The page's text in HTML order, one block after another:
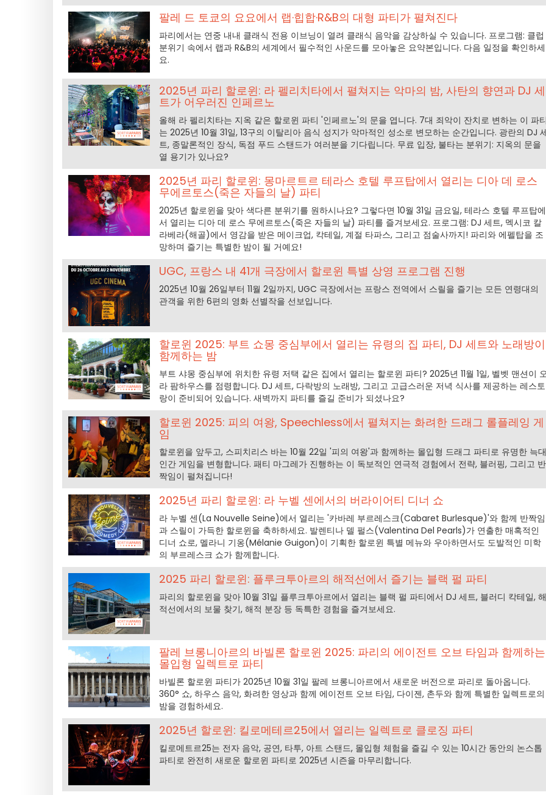
팔레 드 토쿄의 요요에서 랩·힙합·R&B의 대형 파티가 펼쳐진다
파리에서는 연중 내내 클래식 전용 이브닝이 열려 클래식 음악을 감상하실 수 있습니다. 프로그램: 클럽
분위기 속에서 랩과 R&B의 세계에서 필수적인 사운드를 모아놓은 요약본입니다. 다음 일정을 확인하세
요.
2025년 파리 할로윈: 라 펠리치타에서 펼쳐지는 악마의 밤, 사탄의 향연과 DJ 세
트가 어우러진 인페르노
올해 라 펠리치타는 지옥 같은 할로윈 파티 '인페르노'의 문을 엽니다. 7대 죄악이 잔치로 변하는 이 파
는 2025년 10월 31일, 13구의 이탈리아 음식 성지가 악마적인 성소로 변모하는 순간입니다. 광란의 DJ
트, 종말론적인 장식, 독점 푸드 스탠드가 여러분을 기다립니다. 무료 입장, 불타는 분위기: 지옥의 문을
열 용기가 있나요?
2025년 파리 할로윈: 몽마르트르 테라스 호텔 루프탑에서 열리는 디아 데 로스
무에르토스(죽은 자들의 날) 파티
2025년 할로윈을 맞아 색다른 분위기를 원하시나요? 그렇다면 10월 31일 금요일, 테라스 호텔 루프탑에
서 열리는 디아 데 로스 무에르토스(죽은 자들의 날) 파티를 즐겨보세요. 프로그램: DJ 세트, 멕시코 칼
라베라(해골)에서 영감을 받은 메이크업, 칵테일, 계절 타파스, 그리고 점술사까지! 파리와 에펠탑을 조
망하며 즐기는 특별한 밤이 될 거예요!
UGC, 프랑스 내 41개 극장에서 할로윈 특별 상영 프로그램 진행
2025년 10월 26일부터 11월 2일까지, UGC 극장에서는 프랑스 전역에서 스릴을 즐기는 모든 연령대의
관객을 위한 6편의 영화 선별작을 선보입니다.
할로윈 2025: 부트 쇼몽 중심부에서 열리는 유령의 집 파티, DJ 세트와 노래방이
함께하는 밤
부트 샤몽 중심부에 위치한 유령 저택 같은 집에서 열리는 할로윈 파티? 2025년 11월 1일, 벨벳 맨션이
라 팜하우스를 점령합니다. DJ 세트, 다락방의 노래방, 그리고 고급스러운 저녁 식사를 제공하는 레스토
랑이 준비되어 있습니다. 새벽까지 파티를 즐길 준비가 되셨나요?
할로윈 2025: 피의 여왕, Speechless에서 펼쳐지는 화려한 드래그 롤플레잉 게
임
할로윈을 앞두고, 스피치리스 바는 10월 22일 '피의 여왕'과 함께하는 몰입형 드래그 파티로 유명한 늑대
인간 게임을 변형합니다. 패티 마그레가 진행하는 이 독보적인 연극적 경험에서 전략, 블러핑, 그리고 반
짝임이 펼쳐집니다!
2025년 파리 할로윈: 라 누벨 센에서의 버라이어티 디너 쇼
라 누벨 센(La Nouvelle Seine)에서 열리는 '카바레 부르레스크(Cabaret Burlesque)'와 함께 반짝임
과 스릴이 가득한 할로윈을 축하하세요. 발렌티나 델 펄스(Valentina Del Pearls)가 연출한 매혹적인
디너 쇼로, 멜라니 기옹(Mélanie Guigon)이 기획한 할로윈 특별 메뉴와 우아하면서도 도발적인 미학
의 부르레스크 쇼가 함께합니다.
2025 파리 할로윈: 플루크투아르의 해적선에서 즐기는 블랙 펄 파티
파리의 할로윈을 맞아 10월 31일 플루크투아르에서 열리는 블랙 펄 파티에서 DJ 세트, 블러디 칵테일, 해
적선에서의 보물 찾기, 해적 분장 등 독특한 경험을 즐겨보세요.
팔레 브롱니아르의 바빌론 할로윈 2025: 파리의 에이전트 오브 타임과 함께하는
몰입형 일렉트로 파티
바빌론 할로윈 파티가 2025년 10월 31일 팔레 브롱니아르에서 새로운 버전으로 파리로 돌아옵니다.
360° 쇼, 하우스 음악, 화려한 영상과 함께 에이전트 오브 타임, 다이젠, 촌두와 함께 특별한 일렉트로의
밤을 경험하세요.
2025년 할로윈: 킬로메테르25에서 열리는 일렉트로 클로징 파티
킬로메트르25는 전자 음악, 공연, 타투, 아트 스탠드, 몰입형 체험을 즐길 수 있는 10시간 동안의 논스톱
파티로 완전히 새로운 할로윈 파티로 2025년 시즌을 마무리합니다.